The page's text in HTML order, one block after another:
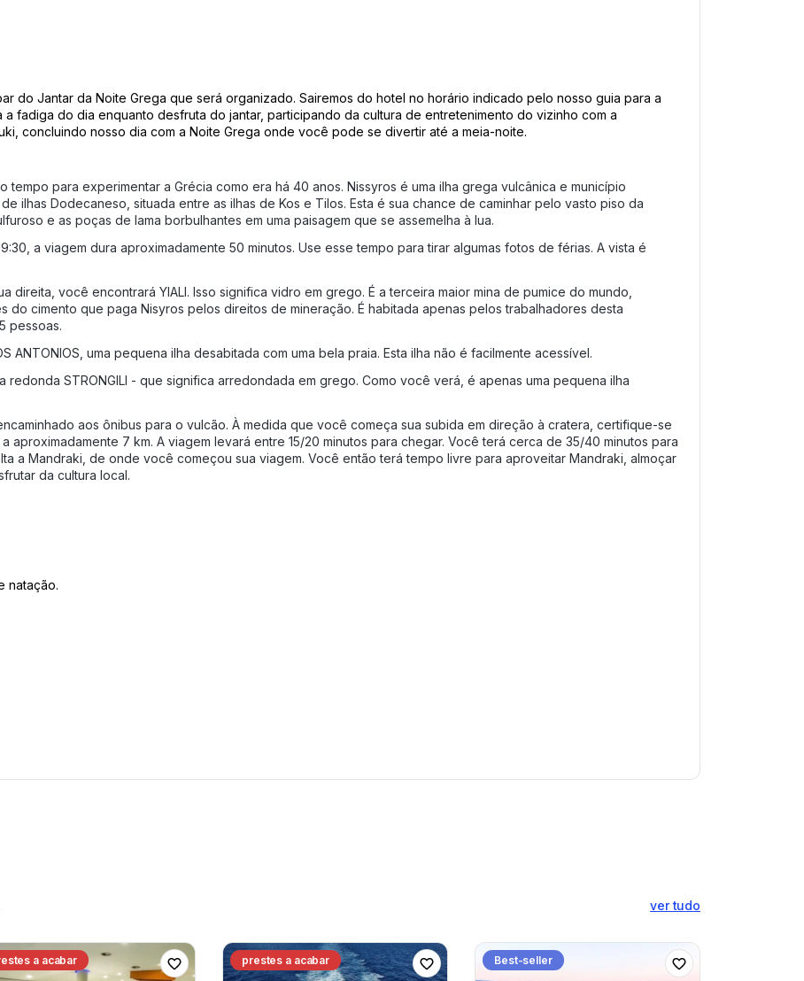
do Jantar da Noite Grega que será organizado. Sairemos do hotel no horário indicado pelo nosso guia para a
fadiga do dia enquanto desfruta do jantar, participando da cultura de entretenimento do vizinho com a
concluindo nosso dia com a Noite Grega onde você pode se divertir até a meia-noite.
tempo para experimentar a Grécia como era há 40 anos. Nissyros é uma ilha grega vulcânica e município
ilhas Dodecaneso, situada entre as ilhas de Kos e Tilos. Esta é sua chance de caminhar pelo vasto piso da
e as poças de lama borbulhantes em uma paisagem que se assemelha à lua.
a viagem dura aproximadamente 50 minutos. Use esse tempo para tirar algumas fotos de férias. A vista é
direita, você encontrará YIALI. Isso significa vidro em grego. É a terceira maior mina de pumice do mundo,
do cimento que paga Nisyros pelos direitos de mineração. É habitada apenas pelos trabalhadores desta
pessoas.
ANTONIOS, uma pequena ilha desabitada com uma bela praia. Esta ilha não é facilmente acessível.
redonda STRONGILI - que significa arredondada em grego. Como você verá, é apenas uma pequena ilha
aos ônibus para o vulcão. À medida que você começa sua subida em direção à cratera, certifique-se
aproximadamente 7 km. A viagem levará entre 15/20 minutos para chegar. Você terá cerca de 35/40 minutos para
a Mandraki, de onde você começou sua viagem. Você então terá tempo livre para aproveitar Mandraki, almoçar
da cultura local.
natação.
ver tudo
a acabar prestes a acabar Best-seller